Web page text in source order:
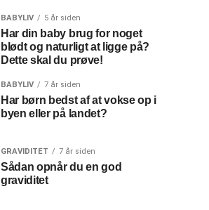
BABYLIV 5 år siden
Har din baby brug for noget
blødt og naturligt at ligge på?
Dette skal du prøve!
BABYLIV 7 år siden
Har børn bedst af at vokse op i
byen eller på landet?
GRAVIDITET 7 år siden
Sådan opnår du en god
graviditet